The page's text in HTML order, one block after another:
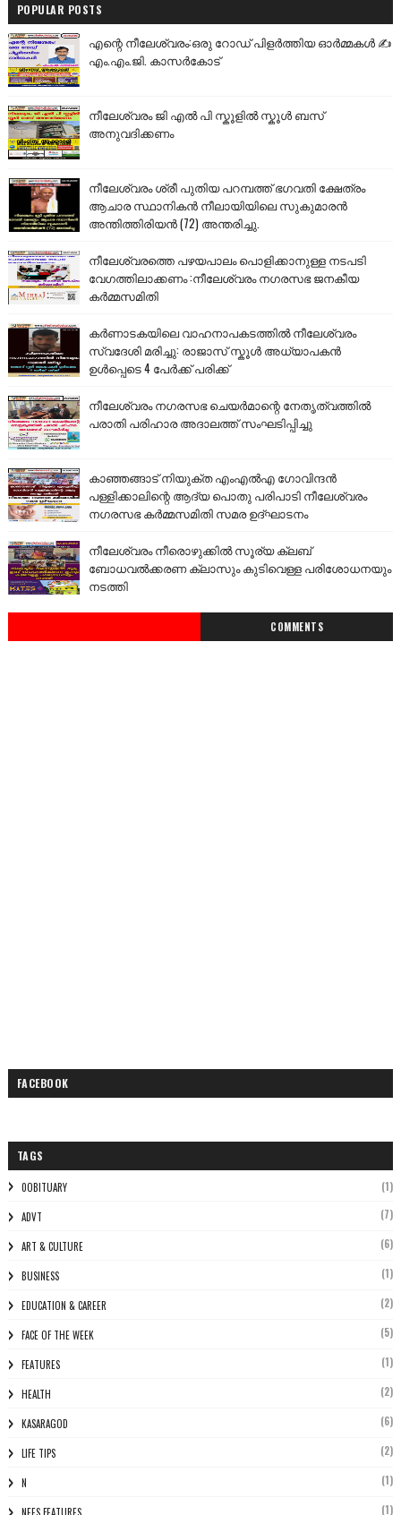
POPULAR POSTS
എന്റെ നീലേശ്വരം:ഒരു റോഡ് പിളർത്തിയ ഓർമ്മകൾ ✍️
എം.എം.ജി. കാസർകോട്
നീലേശ്വരം ജി എൽ പി സ്കൂളിൽ സ്കൂൾ ബസ്
അനുവദിക്കണം
നീലേശ്വരം ശ്രീ പുതിയ പറമ്പത്ത് ഭഗവതി ക്ഷേത്രം
ആചാര സ്ഥാനികൻ നീലായിയിലെ സുകുമാരൻ
അന്തിത്തിരിയൻ (72) അന്തരിച്ചു.
നീലേശ്വരത്തെ പഴയപാലം പൊളിക്കാനുള്ള നടപടി
വേഗത്തിലാക്കണം :നീലേശ്വരം നഗരസഭ ജനകീയ
കർമ്മസമിതി
കർണാടകയിലെ വാഹനാപകടത്തിൽ നീലേശ്വരം
സ്വദേശി മരിച്ചു: രാജാസ് സ്കൂൾ അധ്യാപകൻ
ഉൾപ്പെടെ 4 പേർക്ക് പരിക്ക്
നീലേശ്വരം നഗരസഭ ചെയർമാന്റെ നേതൃത്വത്തിൽ
പരാതി പരിഹാര അദാലത്ത് സംഘടിപ്പിച്ചു
കാഞ്ഞങ്ങാട് നിയുക്ത എംഎൽഎ ഗോവിന്ദൻ
പള്ളിക്കാലിന്റെ ആദ്യ പൊതു പരിപാടി നീലേശ്വരം
നഗരസഭ കർമ്മസമിതി സമര ഉദ്ഘാടനം
നീലേശ്വരം നീരൊഴുക്കിൽ സൂര്യ ക്ലബ്
ബോധവൽക്കരണ ക്ലാസും കുടിവെള്ള പരിശോധനയും
നടത്തി
COMMENTS
FACEBOOK
TAGS
0OBITUARY (1)
ADVT (7)
ART & CULTURE (6)
BUSINESS (1)
EDUCATION & CAREER (2)
FACE OF THE WEEK (5)
FEATURES (1)
HEALTH (2)
KASARAGOD (6)
LIFE TIPS (2)
N (1)
NEES FEATURES (1)